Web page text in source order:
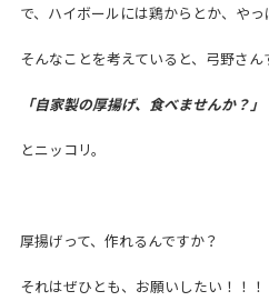
で、ハイボールには鶏からとか、やっ
そんなことを考えていると、弓野さん
「自家製の厚揚げ、食べませんか？」
とニッコリ。
厚揚げって、作れるんですか？
それはぜひとも、お願いしたい！！！